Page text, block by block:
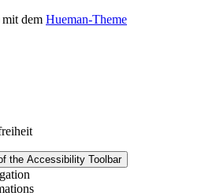
dem Hueman-Theme
the Accessibility Toolbar